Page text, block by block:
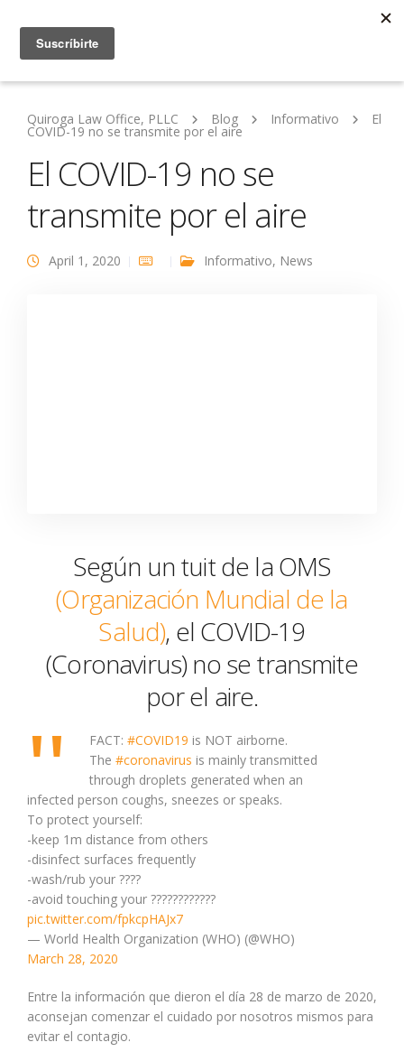
Quiroga Law Office, PLLC Blog Informativo El
COVID-19 no se transmite por el aire
El COVID-19 no se
transmite por el aire
April 1, 2020 Informativo, News
Según un tuit de la OMS
(Organización Mundial de la
Salud), el COVID-19
(Coronavirus) no se transmite
por el aire.
FACT: #COVID19 is NOT airborne.
The #coronavirus is mainly transmitted
through droplets generated when an
infected person coughs, sneezes or speaks.
To protect yourself:
-keep 1m distance from others
-disinfect surfaces frequently
-wash/rub your ????
-avoid touching your ????????????
pic.twitter.com/fpkcpHAJx7
— World Health Organization (WHO) (@WHO)
March 28, 2020
Entre la información que dieron el día 28 de marzo de 2020,
aconsejan comenzar el cuidado por nosotros mismos para
evitar el contagio.